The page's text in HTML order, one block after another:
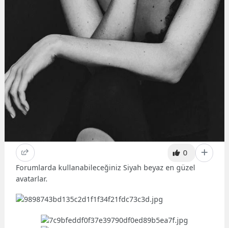
0
Forumlarda kullanabileceğiniz Siyah beyaz en güzel
avatarlar.